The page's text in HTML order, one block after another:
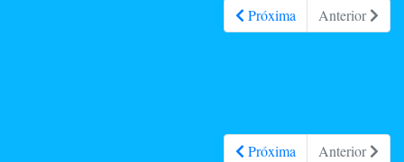
Próxima Anterior
Próxima Anterior